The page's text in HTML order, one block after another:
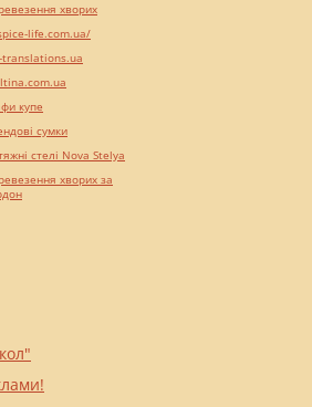
хворих
life.com.ua/
translations.ua
купе
сумки
стелі Nova Stelya
хворих за